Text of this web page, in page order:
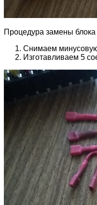
Процедура замены блока
Снимаем
Изготавливаем 5